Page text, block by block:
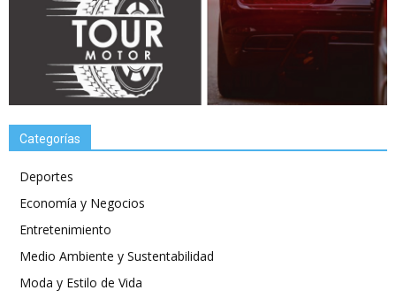
Categorías
Deportes
Economía y Negocios
Entretenimiento
Medio Ambiente y Sustentabilidad
Moda y Estilo de Vida